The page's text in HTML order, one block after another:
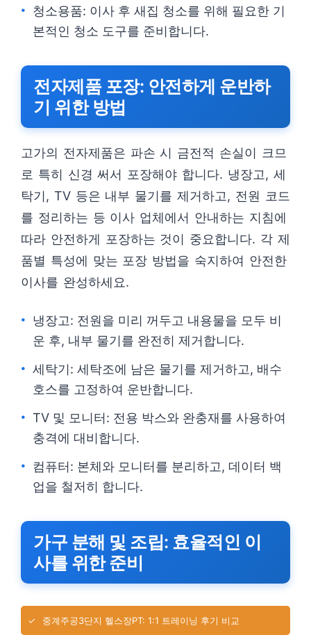
청소용품: 이사 후 새집 청소를 위해 필요한 기
본적인 청소 도구를 준비합니다.
전자제품 포장: 안전하게 운반하
기 위한 방법
고가의 전자제품은 파손 시 금전적 손실이 크므
로 특히 신경 써서 포장해야 합니다. 냉장고, 세
탁기, TV 등은 내부 물기를 제거하고, 전원 코드
를 정리하는 등 이사 업체에서 안내하는 지침에
따라 안전하게 포장하는 것이 중요합니다. 각 제
품별 특성에 맞는 포장 방법을 숙지하여 안전한
이사를 완성하세요.
냉장고: 전원을 미리 꺼두고 내용물을 모두 비
운 후, 내부 물기를 완전히 제거합니다.
세탁기: 세탁조에 남은 물기를 제거하고, 배수
호스를 고정하여 운반합니다.
TV 및 모니터: 전용 박스와 완충재를 사용하여
충격에 대비합니다.
컴퓨터: 본체와 모니터를 분리하고, 데이터 백
업을 철저히 합니다.
가구 분해 및 조립: 효율적인 이
사를 위한 준비
✓ 중계주공3단지 헬스장PT: 1:1 트레이닝 후기 비교